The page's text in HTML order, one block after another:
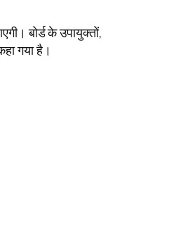
बोर्ड के उपायुक्तों,
गया है।